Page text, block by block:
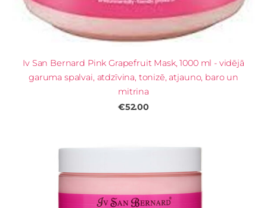
Iv San Bernard Pink Grapefruit Mask, 1000 ml - vidējā
garuma spalvai, atdzīvina, tonizē, atjauno, baro un
mitrina
€52.00